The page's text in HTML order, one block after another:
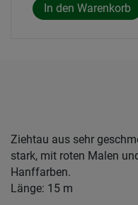
Ziehtau aus sehr
stark, mit roten Malen
Hanffarben.
Länge: 15 m